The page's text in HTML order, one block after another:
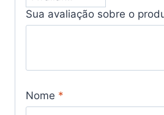
Sua avaliação sobre o
Nome *